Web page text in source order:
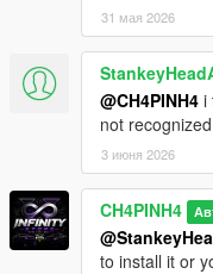
31 мая 2026
@CH4PINH4 i
not
3 июня 2026
CH4PINH4
to install it or